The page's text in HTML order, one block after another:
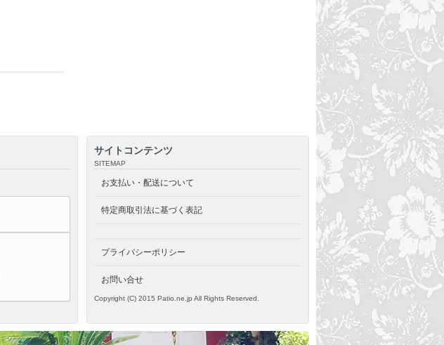
サイトコンテンツ
SITEMAP
お支払い・配送について
特定商取引法に基づく表記
プライバシーポリシー
お問い合せ
Copyright (C) 2015 Patio.ne.jp All Rights Reserved.